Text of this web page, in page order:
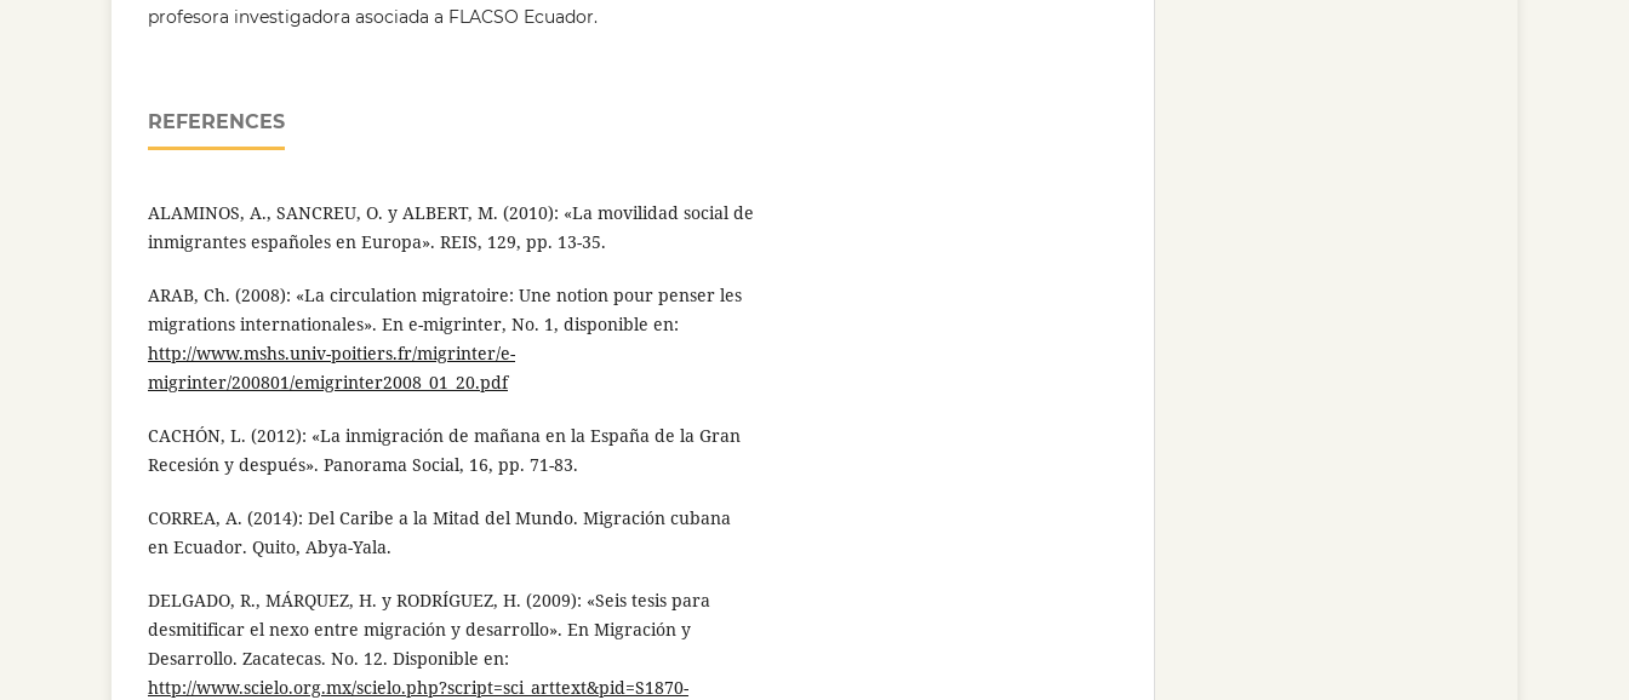
profesora investigadora asociada a FLACSO Ecuador.
REFERENCES
ALAMINOS, A., SANCREU, O. y ALBERT, M. (2010): «La movilidad social de
inmigrantes españoles en Europa». REIS, 129, pp. 13-35.
ARAB, Ch. (2008): «La circulation migratoire: Une notion pour penser les
migrations internationales». En e-migrinter, No. 1, disponible en:
http://www.mshs.univ-poitiers.fr/migrinter/e-
migrinter/200801/emigrinter2008_01_20.pdf
CACHÓN, L. (2012): «La inmigración de mañana en la España de la Gran
Recesión y después». Panorama Social, 16, pp. 71-83.
CORREA, A. (2014): Del Caribe a la Mitad del Mundo. Migración cubana
en Ecuador. Quito, Abya-Yala.
DELGADO, R., MÁRQUEZ, H. y RODRÍGUEZ, H. (2009): «Seis tesis para
desmitificar el nexo entre migración y desarrollo». En Migración y
Desarrollo. Zacatecas. No. 12. Disponible en:
http://www.scielo.org.mx/scielo.php?script=sci_arttext&pid=S1870-